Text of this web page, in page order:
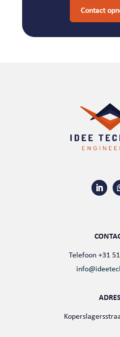
Contact
Telefoon +31
i
ADRES